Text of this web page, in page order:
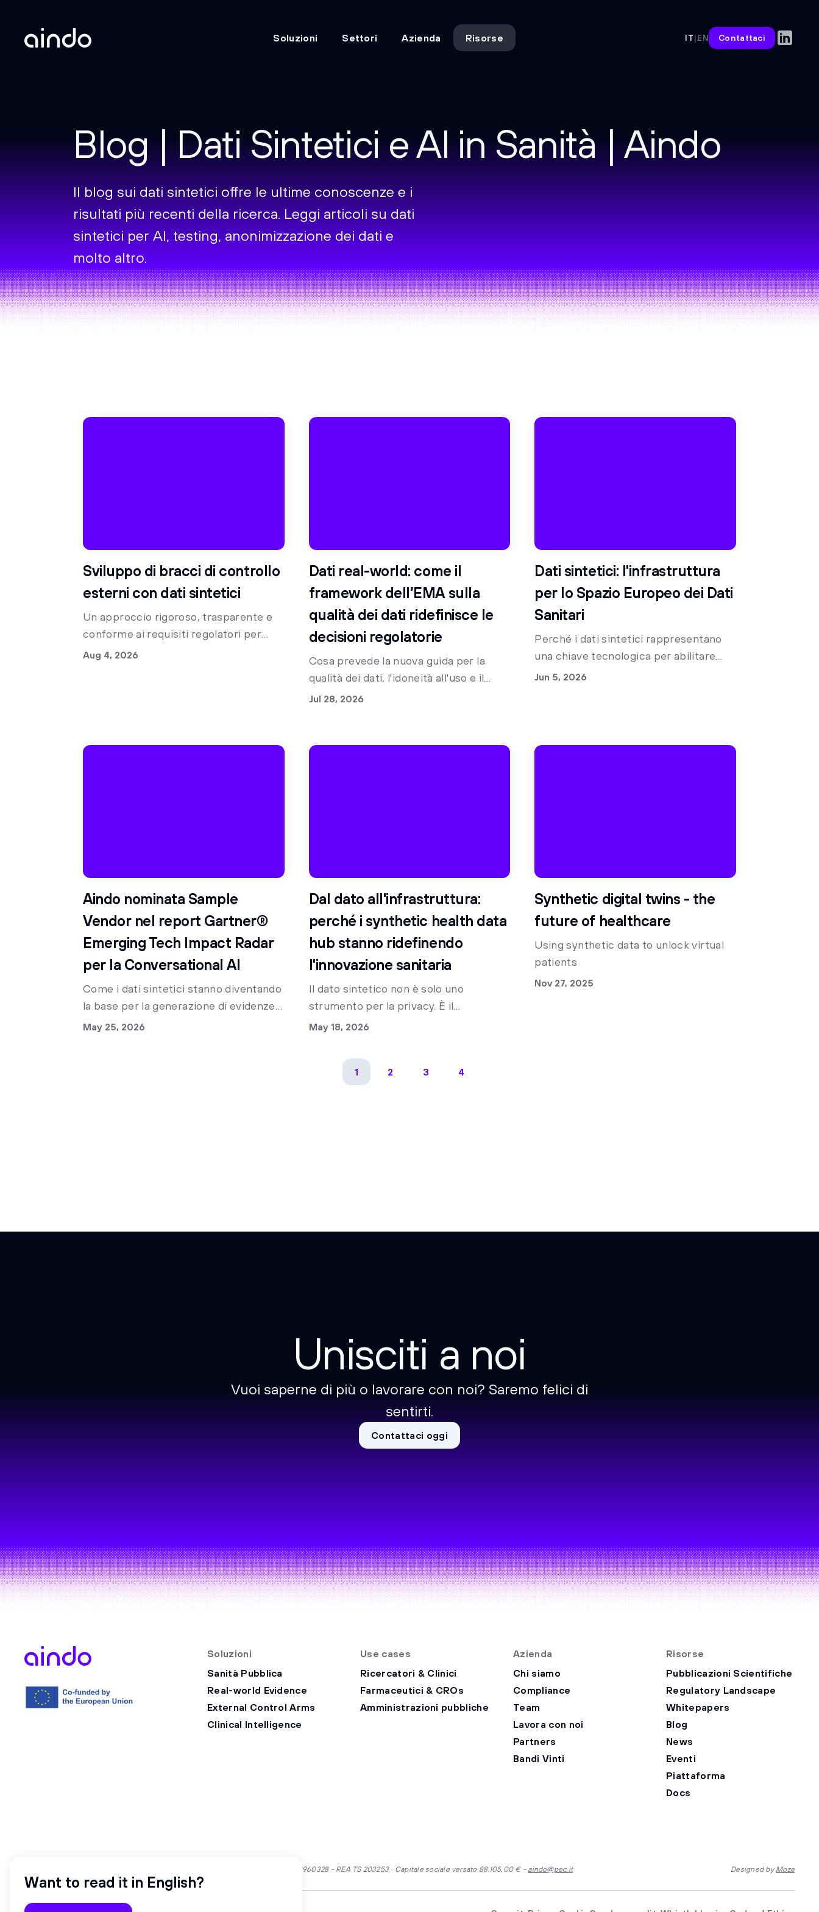
Soluzioni Settori Azienda Risorse IT|EN Contattaci
Blog | Dati Sintetici e AI in Sanità | Aindo
Il blog sui dati sintetici offre le ultime conoscenze e i
risultati più recenti della ricerca. Leggi articoli su dati
sintetici per AI, testing, anonimizzazione dei dati e
molto altro.
Sviluppo di bracci di controllo
esterni con dati sintetici
Un approccio rigoroso, trasparente e
conforme ai requisiti regolatori per
accelerare la ricerca clinica con bracci
Aug 4, 2026
Dati real-world: come il
framework dell’EMA sulla
qualità dei dati ridefinisce le
decisioni regolatorie
Cosa prevede la nuova guida per la
qualità dei dati, l'idoneità all'uso e il
ruolo dell'IA e dei dati sintetici nella
Jul 28, 2026
Dati sintetici: l'infrastruttura
per lo Spazio Europeo dei Dati
Sanitari
Perché i dati sintetici rappresentano
una chiave tecnologica per abilitare
l'uso secondario dei dati clinici nella
Jun 5, 2026
Aindo nominata Sample
Vendor nel report Gartner®
Emerging Tech Impact Radar
per la Conversational AI
Come i dati sintetici stanno diventando
la base per la generazione di evidenze
cliniche e lo sviluppo di intelligenze
May 25, 2026
Dal dato all'infrastruttura:
perché i synthetic health data
hub stanno ridefinendo
l'innovazione sanitaria
Il dato sintetico non è solo uno
strumento per la privacy. È il
fondamento di una nuova infrastruttura
utilizzabile su scala.
May 18, 2026
Synthetic digital twins - the
future of healthcare
Using synthetic data to unlock virtual
patients
Nov 27, 2025
1 2 3 4
Unisciti a noi
Vuoi saperne di più o lavorare con noi? Saremo felici di
sentirti.
Contattaci oggi
Soluzioni
Sanità Pubblica
Real-world Evidence
External Control Arms
Clinical Intelligence
Use cases
Ricercatori & Clinici
Farmaceutici & CROs
Amministrazioni pubbliche
Azienda
Chi siamo
Compliance
Team
Lavora con noi
Partners
Bandi Vinti
Risorse
Pubblicazioni Scientifiche
Regulatory Landscape
Whitepapers
Blog
News
Eventi
Piattaforma
Docs
© 2026 - Aindo SpA · Località Padriciano 99, 34149, Trieste (TS) · CF / P.IVA 01313960328 - REA TS 203253 · Capitale sociale versato 88.105,00 € - aindo@pec.it Designed by Moze
Want to read it in English?